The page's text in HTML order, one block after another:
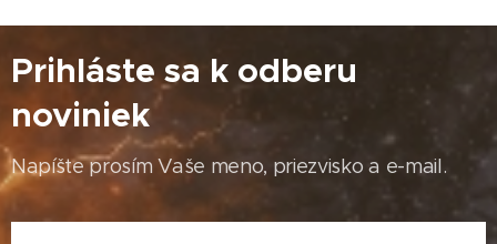
Prihláste sa k odberu
noviniek
Napíšte prosím Vaše meno, priezvisko a e-mail.